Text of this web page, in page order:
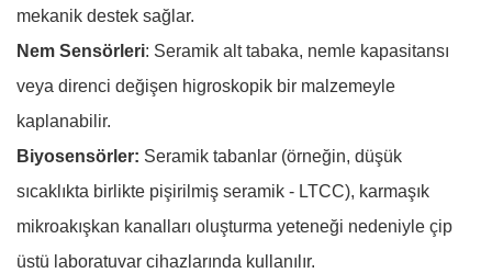
mekanik destek sağlar.
Nem Sensörleri:​​ Seramik alt tabaka, nemle kapasitansı
veya direnci değişen higroskopik bir malzemeyle
kaplanabilir.
​​Biyosensörler:​​ Seramik tabanlar (örneğin, düşük
sıcaklıkta birlikte pişirilmiş seramik - LTCC), karmaşık
mikroakışkan kanalları oluşturma yeteneği nedeniyle çip
üstü laboratuvar cihazlarında kullanılır.